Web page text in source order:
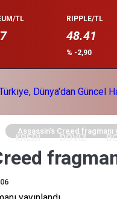
TL RIPPLE/TL
48.41
% -2,90
KREDİ DÖVİZ
Assassin's Creed fragmanı